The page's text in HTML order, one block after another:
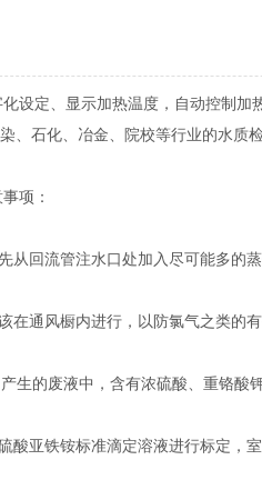
设定、显示加热温度，自动控制加
、石化、冶金、院校等行业的水质检
项：
从回流管注水口处加入尽可能多的
在通风橱内进行，以防氯气之类的
生的废液中，含有浓硫酸、重铬酸
酸亚铁铵标准滴定溶液进行标定，